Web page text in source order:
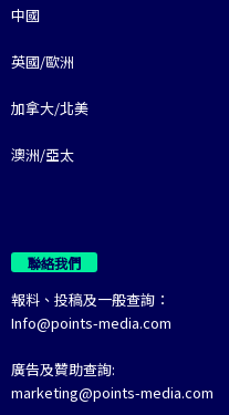
中國
英國/歐洲
加拿大/北美
澳洲/亞太
聯絡我們
報料、投稿及一般查詢：
Info@points-media.com
廣告及贊助查詢:
marketing@points-media.com